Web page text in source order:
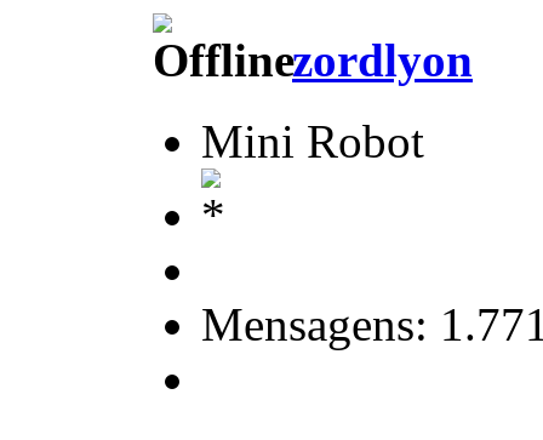
zordlyon
Mini Robot
Mensagens: